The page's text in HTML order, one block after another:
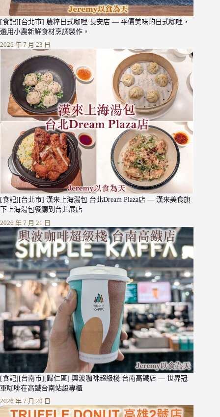
[食記][台北市] 農粹日式咖哩 長安店 — 平價美味的日式咖哩，
選用小農新鮮食材烹調製作。
2026 年 7 月 23 日
[食記][台北市] 漢來上海湯包 台北Dream Plaza店 — 漢來美食旗
下上海湯包餐廳到台北展店
2026 年 7 月 21 日
[食記][台南市][歸仁區] 興波咖啡超級棧 台南高鐵店 — 世界冠
軍咖啡在高鐵台南站設專櫃
2026 年 7 月 20 日